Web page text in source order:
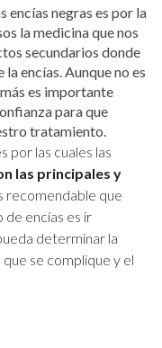
encías negras es por la
la medicina que nos
secundarios donde
encías. Aunque no es
es importante
para que
tratamiento.
por las cuales las
las principales y
recomendable que
de encías es ir
determinar la
se complique y el